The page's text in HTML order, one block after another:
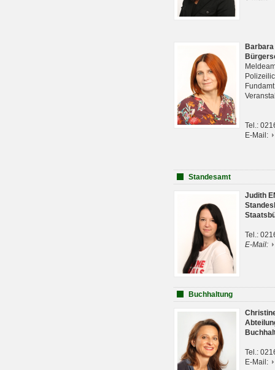
Tel.:
E-Mail:
Standesamt
Judith
Tel.:
E-Mail:
Buchhaltung
Tel.:
E-Mail: